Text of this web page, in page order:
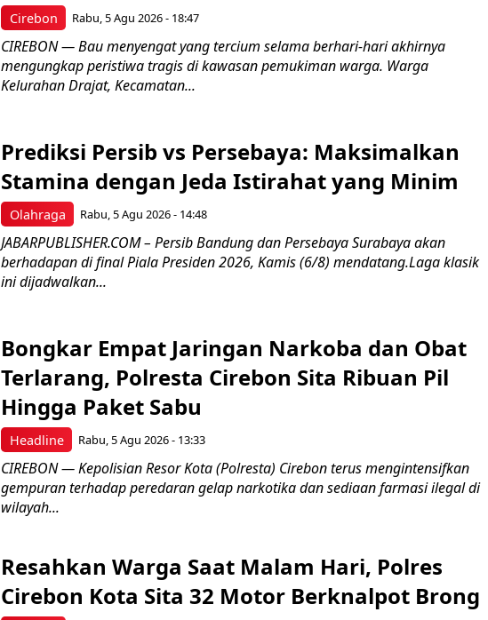
Cirebon Rabu, 5 Agu 2026 - 18:47
CIREBON — Bau menyengat yang tercium selama berhari-hari akhirnya
mengungkap peristiwa tragis di kawasan pemukiman warga. Warga
Kelurahan Drajat, Kecamatan...
Olahraga
Prediksi Persib vs Persebaya: Maksimalkan
Stamina dengan Jeda Istirahat yang Minim
Rabu, 5 Agu 2026 - 14:48
JABARPUBLISHER.COM – Persib Bandung dan Persebaya Surabaya akan
berhadapan di final Piala Presiden 2026, Kamis (6/8) mendatang.Laga klasik
ini dijadwalkan...
Headline
Bongkar Empat Jaringan Narkoba dan Obat
Terlarang, Polresta Cirebon Sita Ribuan Pil
Hingga Paket Sabu
Rabu, 5 Agu 2026 - 13:33
​CIREBON — Kepolisian Resor Kota (Polresta) Cirebon terus mengintensifkan
gempuran terhadap peredaran gelap narkotika dan sediaan farmasi ilegal di
wilayah...
Resahkan Warga Saat Malam Hari, Polres
Cirebon Kota Sita 32 Motor Berknalpot Brong